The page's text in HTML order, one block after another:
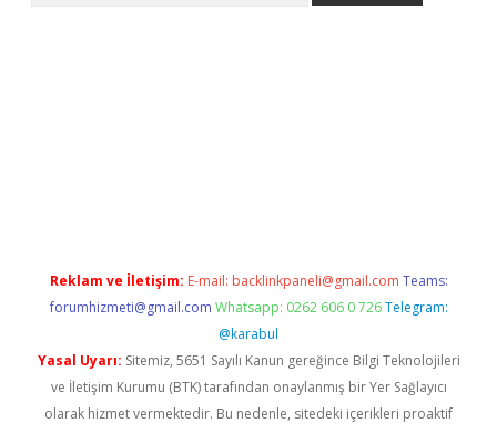
Reklam ve İletişim: E-mail: backlinkpaneli@gmail.com Teams:
forumhizmeti@gmail.com Whatsapp: 0262 606 0 726 Telegram:
@karabul
Yasal Uyarı: Sitemiz, 5651 Sayılı Kanun gereğince Bilgi Teknolojileri
ve İletişim Kurumu (BTK) tarafından onaylanmış bir Yer Sağlayıcı
olarak hizmet vermektedir. Bu nedenle, sitedeki içerikleri proaktif